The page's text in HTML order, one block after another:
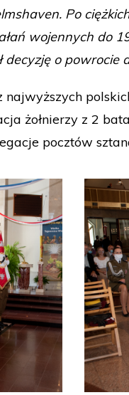
Po
wojennych do
o
żołnierzy z 2
pocztów